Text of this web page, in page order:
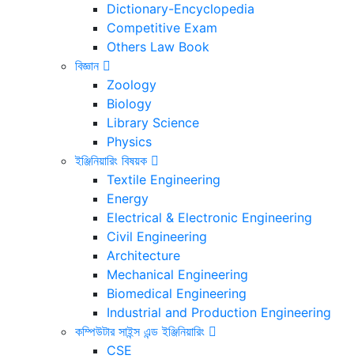
Dictionary-Encyclopedia
Competitive Exam
Others Law Book
বিজ্ঞান
Zoology
Biology
Library Science
Physics
ইঞ্জিনিয়ারিং বিষয়ক
Textile Engineering
Energy
Electrical & Electronic Engineering
Civil Engineering
Architecture
Mechanical Engineering
Biomedical Engineering
Industrial and Production Engineering
কম্পিউটার সাইন্স এন্ড ইঞ্জিনিয়ারিং
CSE